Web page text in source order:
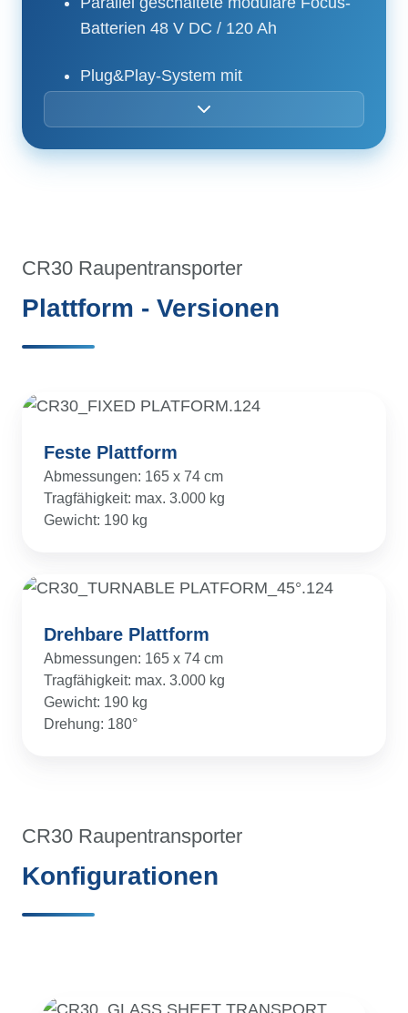
Batterien 48 V DC / 120 Ah
Plug&Play-System mit
Zusatzfunktionen
Lange Nutzungsdauer mit
ECE-Zertifizierung R100/R10 für
auf Straßen in der EU
CR30 Raupentransporter
Plattform - Versionen
Feste Plattform
Abmessungen: 165 x 74 cm
Tragfähigkeit: max. 3.000 kg
Gewicht: 190 kg
Drehbare Plattform
Abmessungen: 165 x 74 cm
Tragfähigkeit: max. 3.000 kg
Gewicht: 190 kg
Drehung: 180°
CR30 Raupentransporter
Konfigurationen